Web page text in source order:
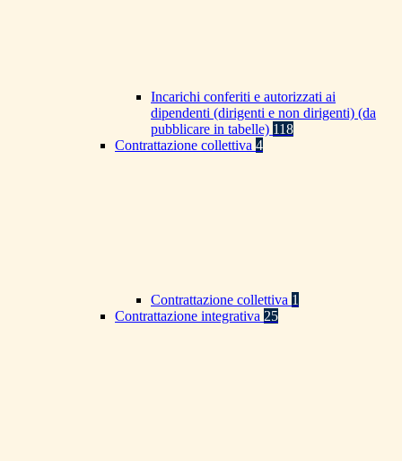
Incarichi conferiti e autorizzati ai
dipendenti (dirigenti e non dirigenti) (da
pubblicare in tabelle) 118
Contrattazione collettiva 4
Contrattazione collettiva 1
Contrattazione integrativa 25